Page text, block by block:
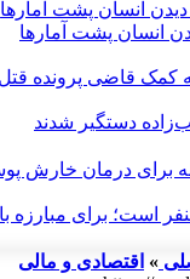
انسان پشت آمارها
کمک قاضی پرونده
برای درمان خارش
۶ میوه متنفر است؛ برای
» اقتصادی و مالی